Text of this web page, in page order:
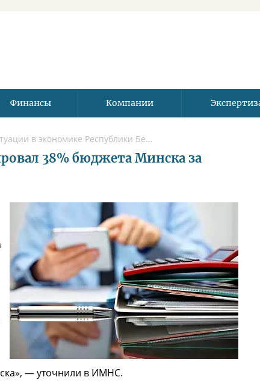
Финансы Компании
Новости для бизнеса, данные по ситуации в экономике Республики Беларусь и России, в отраслях и компаниях.
38% бюджета Минска за
— уточнили в ИМНС.